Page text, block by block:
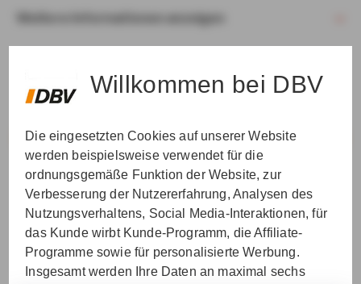
Willkommen bei DBV
Die eingesetzten Cookies auf unserer Website
werden beispielsweise verwendet für die
ordnungsgemäße Funktion der Website, zur
Verbesserung der Nutzererfahrung, Analysen des
Nutzungsverhaltens, Social Media-Interaktionen, für
das Kunde wirbt Kunde-Programm, die Affiliate-
Programme sowie für personalisierte Werbung.
Insgesamt werden Ihre Daten an maximal sechs
Weitere Informationen anzeigen
VER­STAN­DEN & WEI­TER